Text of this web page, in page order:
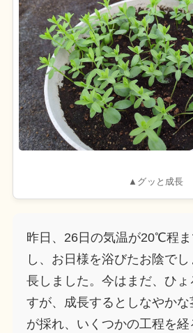
▲グッと成長
昨日、26日の気温が20℃程
し、お日様を浴びたお陰で
長しました。今はまだ、ひ
すが、
成長するとしなやかな
が採れ、いくつかの工程を